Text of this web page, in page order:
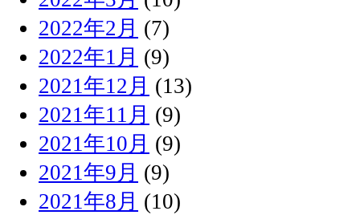
2022年2月 (7)
2022年1月 (9)
2021年12月 (13)
2021年11月 (9)
2021年10月 (9)
2021年9月 (9)
2021年8月 (10)